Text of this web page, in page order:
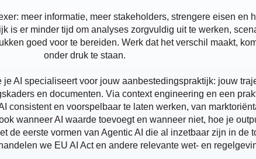
meer informatie, meer stakeholders, strengere eisen en
is er minder tijd om analyses zorgvuldig uit te werken,
goed voor te bereiden. Werk dat het verschil maakt,
onder druk te staan.
je AI specialiseert voor jouw aanbestedingspraktijk: jouw
en documenten. Via context engineering en een
consistent en voorspelbaar te laten werken, van
wanneer AI waarde toevoegt en wanneer niet, hoe je
de eerste vormen van Agentic AI die al inzetbaar zijn in de
we EU AI Act en andere relevante wet- en